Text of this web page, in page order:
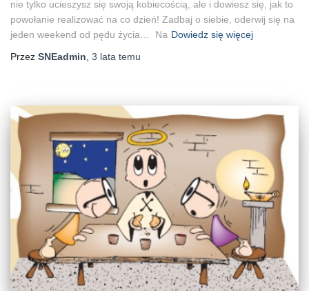
nie tylko ucieszysz się swoją kobiecością, ale i dowiesz się, jak to
powołanie realizować na co dzień! Zadbaj o siebie, oderwij się na
jeden weekend od pędu życia… Na Dowiedz się więcej
Przez SNEadmin, 3 lata temu